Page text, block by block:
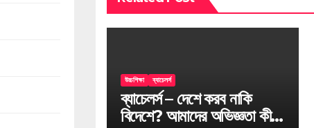
উচ্চশিক্ষা ব্যাচেলর্স
ব্যাচেলর্স – দেশে করব নাকি
বিদেশে? আমাদের অভিজ্ঞতা কী